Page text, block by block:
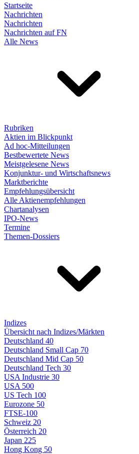
Startseite
Nachrichten
Nachrichten
Nachrichten auf FN
Alle News
Rubriken
Aktien im Blickpunkt
Ad hoc-Mitteilungen
Bestbewertete News
Meistgelesene News
Konjunktur- und Wirtschaftsnews
Marktberichte
Empfehlungsübersicht
Alle Aktienempfehlungen
Chartanalysen
IPO-News
Termine
Themen-Dossiers
Indizes
Übersicht nach Indizes/Märkten
Deutschland 40
Deutschland Small Cap 70
Deutschland Mid Cap 50
Deutschland Tech 30
USA Industrie 30
USA 500
US Tech 100
Eurozone 50
FTSE-100
Schweiz 20
Österreich 20
Japan 225
Hong Kong 50